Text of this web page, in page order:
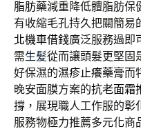
脂肪藥減重降低體脂肪保
有收縮毛孔持久把關簡易
北機車借錢廣泛服務過即
需生髪從而讓頭髮更堅固
好保濕的濕疹止癢藥膏而
晚安面膜方案的抗老面霜
撐，展現職人工作服的彰
服務物極力推薦多元化商